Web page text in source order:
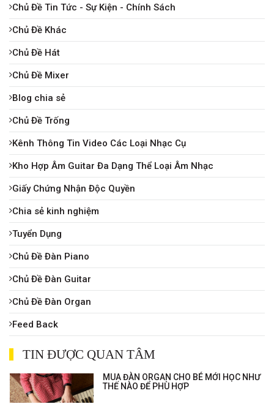
Chủ Đề Tin Tức - Sự Kiện - Chính Sách
Chủ Đề Khác
Chủ Đề Hát
Chủ Đề Mixer
Blog chia sẻ
Chủ Đề Trống
Kênh Thông Tin Video Các Loại Nhạc Cụ
Kho Hợp Âm Guitar Đa Dạng Thể Loại Âm Nhạc
Giấy Chứng Nhận Độc Quyền
Chia sẻ kinh nghiệm
Tuyển Dụng
Chủ Đề Đàn Piano
Chủ Đề Đàn Guitar
Chủ Đề Đàn Organ
Feed Back
TIN ĐƯỢC QUAN TÂM
MUA ĐÀN ORGAN CHO BÉ MỚI HỌC NHƯ
THẾ NÀO ĐỂ PHÙ HỢP